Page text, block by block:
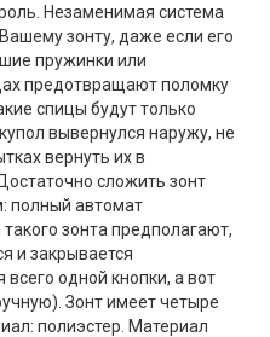
Незаменимая система
зонту, даже если его
пружинки или
предотвращают поломку
спицы будут только
вывернулся наружу, не
вернуть их в
сложить зонт
полный автомат
зонта предполагают,
и закрывается
одной кнопки, а вот
Зонт имеет четыре
полиэстер. Материал